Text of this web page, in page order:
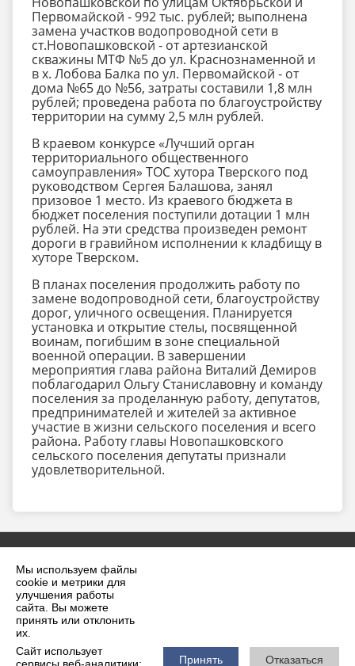
Мы используем файлы
cookie и метрики для
улучшения работы
сайта. Вы можете
принять или отклонить
их.
Сайт использует
Принять Отказаться
Первомайской - 992 тыс. рублей; выполнена
замена участков водопроводной сети в
ст.Новопашковской - от артезианской
скважины МТФ №5 до ул. Краснознаменной и
в х. Лобова Балка по ул. Первомайской - от
дома №65 до №56, затраты составили 1,8 млн
рублей; проведена работа по благоустройству
территории на сумму 2,5 млн рублей.
В краевом конкурсе «Лучший орган
территориального общественного
самоуправления» ТОС хутора Тверского под
руководством Сергея Балашова, занял
призовое 1 место. Из краевого бюджета в
бюджет поселения поступили дотации 1 млн
рублей. На эти средства произведен ремонт
дороги в гравийном исполнении к кладбищу в
хуторе Тверском.
В планах поселения продолжить работу по
замене водопроводной сети, благоустройству
дорог, уличного освещения. Планируется
установка и открытие стелы, посвященной
воинам, погибшим в зоне специальной
военной операции. В завершении
мероприятия глава района Виталий Демиров
поблагодарил Ольгу Станиславовну и команду
поселения за проделанную работу, депутатов,
предпринимателей и жителей за активное
участие в жизни сельского поселения и всего
района. Работу главы Новопашковского
сельского поселения депутаты признали
удовлетворительной.
2026 г. krilovskaya.ru
Вход
Карта сайта
Политика обработки персональных данных